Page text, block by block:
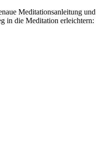
Meditationsanleitung und
in die Meditation erleichtern: